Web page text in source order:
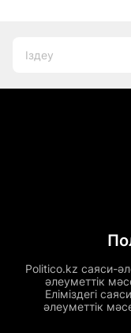
Politico.kz саяси-
әлеуметтік
Еліміздегі
әлеуметтік